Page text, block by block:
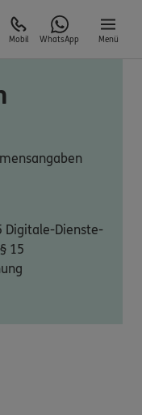
Mobil WhatsApp Menü
Digitale-Dienste-
15